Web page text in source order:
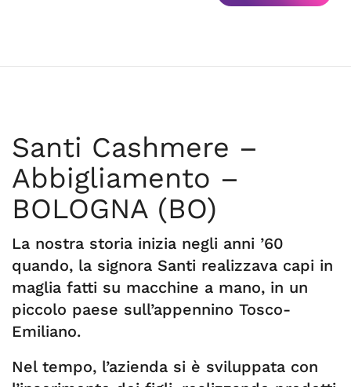
Santi Cashmere –
Abbigliamento –
BOLOGNA (BO)
La nostra storia inizia negli anni ’60
quando, la signora Santi realizzava capi in
maglia fatti su macchine a mano, in un
piccolo paese sull’appennino Tosco-
Emiliano.
Nel tempo, l’azienda si è sviluppata con